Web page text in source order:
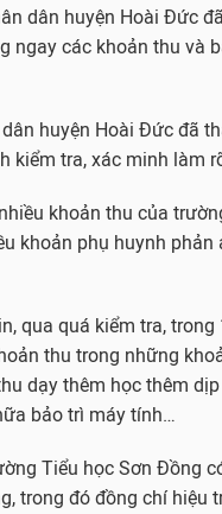
dân huyện Hoài Đức
ngay các khoản thu và
huyện Hoài Đức đã
kiểm tra, xác minh làm
khoản thu của
khoản phụ huynh phản
qua quá kiểm tra,
thu trong những
dạy thêm học thêm
bảo trì máy tính…
Tiểu học Sơn Đồng
trong đó đồng chí